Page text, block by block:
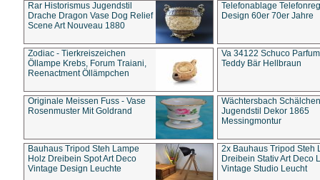
Rar Historismus Jugendstil
Drache Dragon Vase Dog Relief
Scene Art Nouveau 1880
Telefonablage
Design 60er 70er Jahre
Zodiac - Tierkreiszeichen
Öllampe Krebs, Forum Traiani,
Reenactment Öllämpchen
Va 34122 Schuco
Teddy Bär Hellbraun
Originale Meissen Fuss - Vase
Rosenmuster Mit Goldrand
Wächtersbach Schälchen
Jugendstil Dekor 1865
Messingmontur
Bauhaus Tripod Steh Lampe
Holz Dreibein Spot Art Deco
Vintage Design Leuchte
2x Bauhaus Tripod Steh
Dreibein Stativ Art Deco
Vintage Studio Leucht